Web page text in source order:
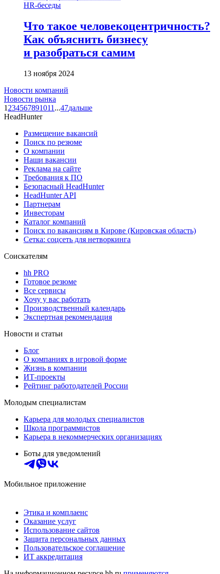
HR-беседы
Что такое человеко­центричность?
Как объяснить бизнесу
и разобраться самим
13 ноября 2024
Новости компаний
Новости рынка
1 234567891011 ...47дальше
HeadHunter
Размещение вакансий
Поиск по резюме
О компании
Наши вакансии
Реклама на сайте
Требования к ПО
Безопасный HeadHunter
HeadHunter API
Партнерам
Инвесторам
Каталог компаний
Поиск по вакансиям в Кирове (Кировская область)
Сетка: соцсеть для нетворкинга
Соискателям
hh PRO
Готовое резюме
Все сервисы
Хочу у вас работать
Производственный календарь
Экспертная рекомендация
Новости и статьи
Блог
О компаниях в игровой форме
Жизнь в компании
ИТ-проекты
Рейтинг работодателей России
Молодым специалистам
Карьера для молодых специалистов
Школа программистов
Карьера в некоммерческих организациях
Боты для уведомлений
Мобильное приложение
Этика и комплаенс
Оказание услуг
Использование сайтов
Защита персональных данных
Пользовательское соглашение
ИТ аккредитация